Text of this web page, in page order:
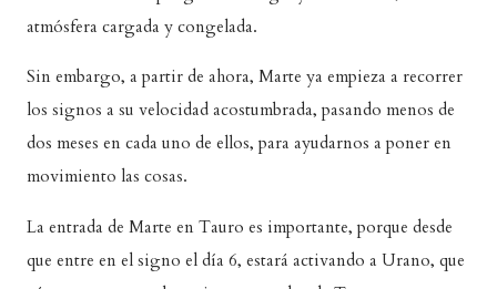
atmósfera cargada y congelada.
Sin embargo, a partir de ahora, Marte ya empieza a recorrer
los signos a su velocidad acostumbrada, pasando menos de
dos meses en cada uno de ellos, para ayudarnos a poner en
movimiento las cosas.
La entrada de Marte en Tauro es importante, porque desde
que entre en el signo el día 6, estará activando a Urano, que